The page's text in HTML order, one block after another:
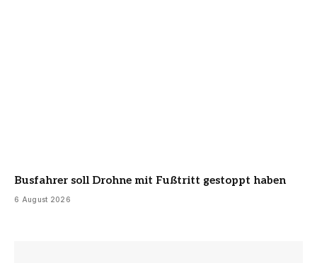
Busfahrer soll Drohne mit Fußtritt gestoppt haben
6 August 2026